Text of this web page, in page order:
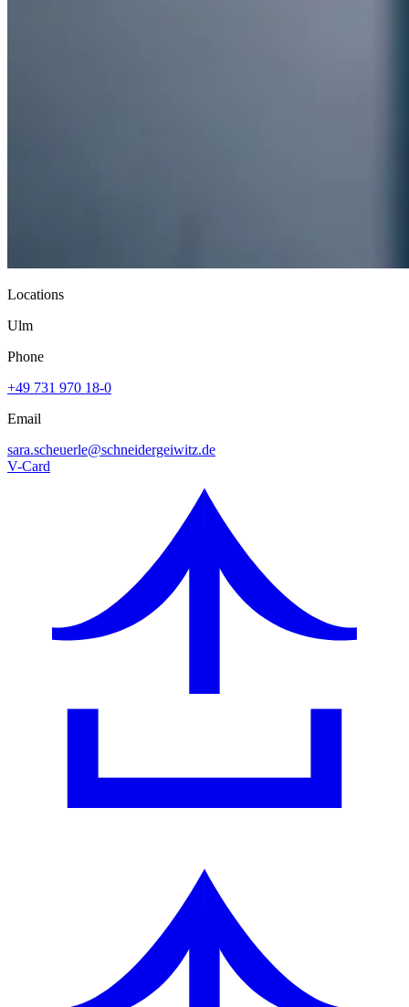
Locations
Ulm
Phone
+49 731 970 18-0
Email
sara.scheuerle@schneidergeiwitz.de
V-Card